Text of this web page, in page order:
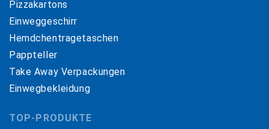
Pizzakartons
Einweggeschirr
Hemdchentragetaschen
Pappteller
Take Away Verpackungen
Einwegbekleidung
TOP-PRODUKTE